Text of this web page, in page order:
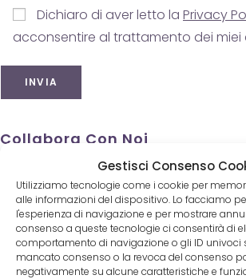
Gestisci Consenso
Utilizziamo tecnologie come i cookie per
alle informazioni del dispositivo. Lo facciamo
l'esperienza di navigazione e per mostrare
consenso a queste tecnologie ci consentirà di
comportamento di navigazione o gli ID univoci
mancato consenso o la revoca del consenso
negativamente su alcune caratteristiche e
Dichiaro di aver letto la Privacy
acconsentire al trattamento dei miei
Collabora Con Noi
Inserisci un CD
Inserisci un testo
Pubblica un articolo
Pubblicità